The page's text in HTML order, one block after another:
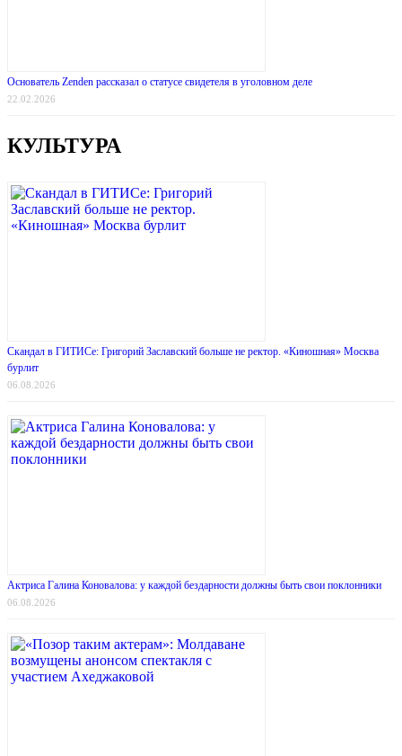
Основатель Zenden рассказал о статусе свидетеля в уголовном деле
22.02.2026
КУЛЬТУРА
Скандал в ГИТИСе: Григорий Заславский больше не ректор. «Киношная» Москва
бурлит
06.08.2026
Актриса Галина Коновалова: у каждой бездарности должны быть свои поклонники
06.08.2026